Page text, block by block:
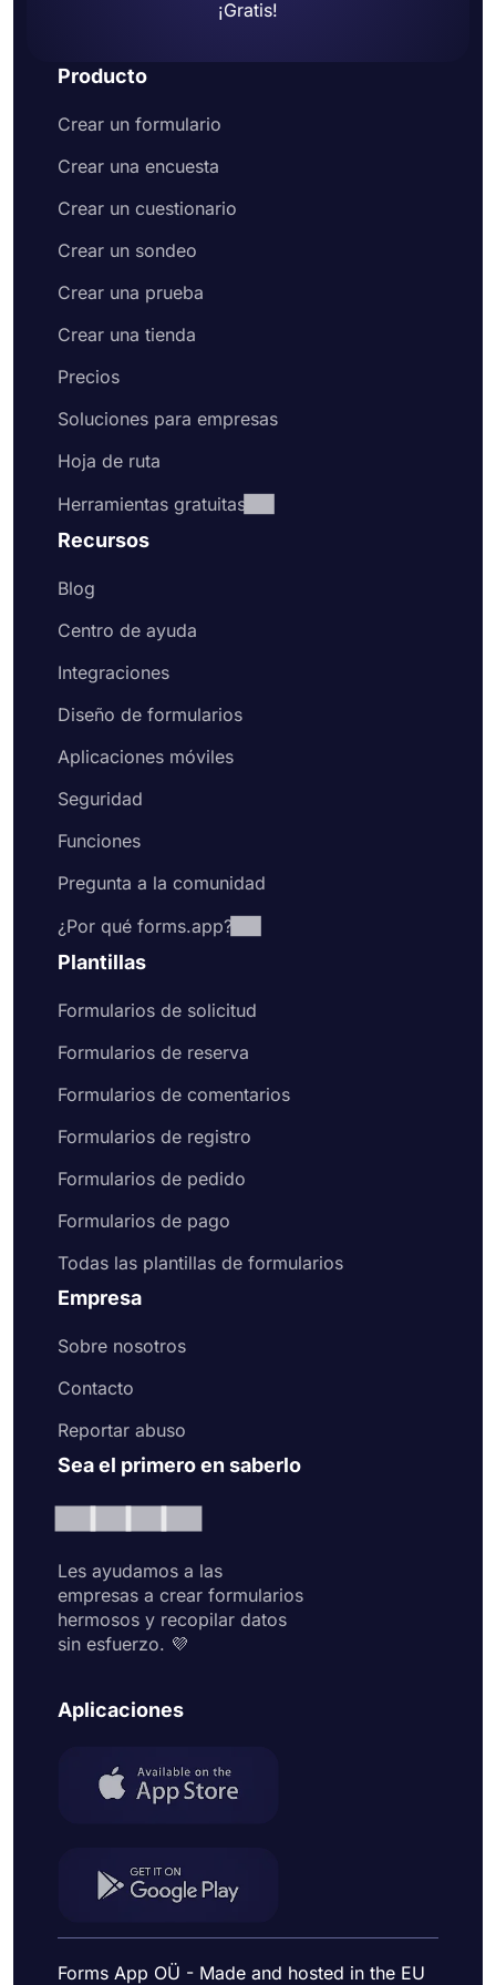
¡Gratis!
Producto
Crear un formulario
Crear una encuesta
Crear un cuestionario
Crear un sondeo
Crear una prueba
Crear una tienda
Precios
Soluciones para empresas
Hoja de ruta
Herramientas gratuitas
Recursos
Blog
Centro de ayuda
Integraciones
Diseño de formularios
Aplicaciones móviles
Seguridad
Funciones
Pregunta a la comunidad
¿Por qué forms.app?
Plantillas
Formularios de solicitud
Formularios de reserva
Formularios de comentarios
Formularios de registro
Formularios de pedido
Formularios de pago
Todas las plantillas de formularios
Empresa
Sobre nosotros
Contacto
Reportar abuso
Sea el primero en saberlo
Les ayudamos a las
empresas a crear formularios
hermosos y recopilar datos
sin esfuerzo. 💜
Aplicaciones
Forms App OÜ - Made and hosted in the EU